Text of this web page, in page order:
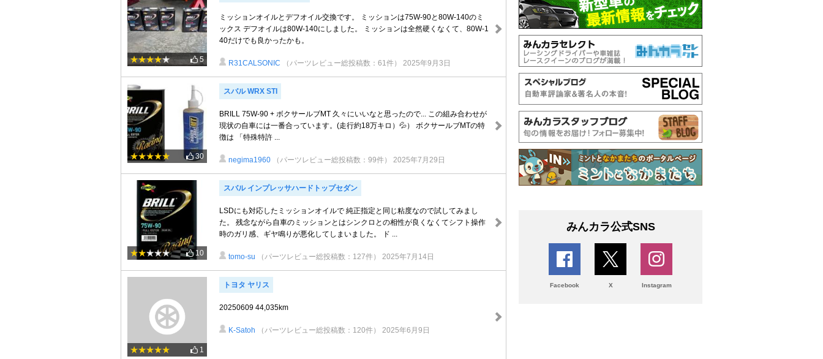
5
ミッションオイルとデフオイル交換です。 ミッションは75W-90と80W-140のミ
ックス デフオイルは80W-140にしました。 ミッションは全然硬くなくて、80W-1
40だけでも良かったかも。
R31CALSONIC （パーツレビュー総投稿数：61件） 2025年9月3日
30
スバル WRX STI
BRILL 75W-90 + ボクサールブMT 久々にいいなと思ったので... この組み合わせが
現状の自車には一番合っています。(走行約18万キロ）💦） ボクサールブMTの特
徴は 「特殊特許 ...
negima1960 （パーツレビュー総投稿数：99件） 2025年7月29日
10
スバル インプレッサハードトップセダン
LSDにも対応したミッションオイルで 純正指定と同じ粘度なので試してみまし
た。 残念ながら自車のミッションとはシンクロとの相性が良くなくてシフト操作
時のガリ感、ギヤ鳴りが悪化してしまいました。 ド ...
tomo-su （パーツレビュー総投稿数：127件） 2025年7月14日
1
トヨタ ヤリス
20250609 44,035km
K-Satoh （パーツレビュー総投稿数：120件） 2025年6月9日
みんカラ公式SNS
Facebook X Instagram